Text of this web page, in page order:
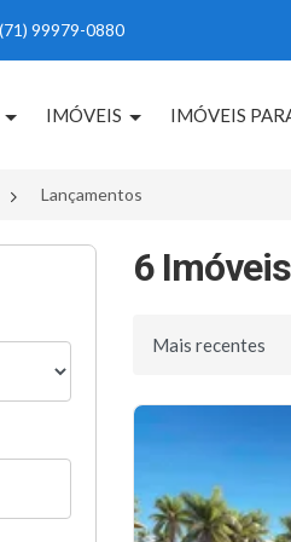
(71) 99979-0880
IMÓVEIS IMÓVEIS
Lançamentos
6
Ordenar por